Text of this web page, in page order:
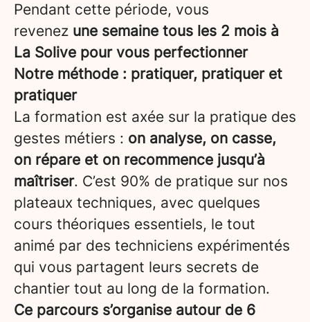
Pendant cette période, vous
revenez une semaine tous les 2 mois à
La Solive pour vous perfectionner
Notre méthode : pratiquer, pratiquer et
pratiquer
La formation est axée sur la pratique des
gestes métiers : on analyse, on casse,
on répare et on recommence jusqu’à
maîtriser. C’est 90% de pratique sur nos
plateaux techniques, avec quelques
cours théoriques essentiels, le tout
animé par des techniciens expérimentés
qui vous partagent leurs secrets de
chantier tout au long de la formation.
Ce parcours s’organise autour de 6